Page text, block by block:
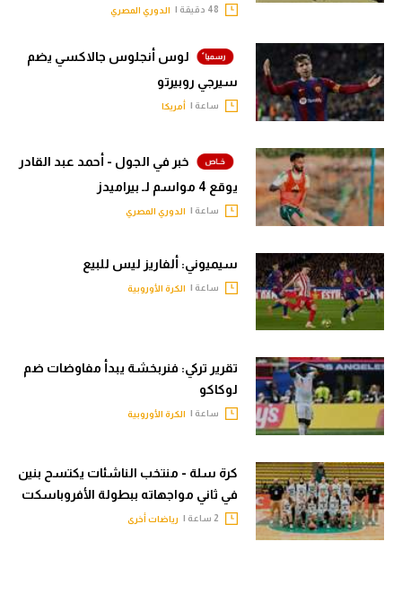
الدوري المصري
لوس أنجلوس جالاكسي يضم
سيرجي روبيرتو
ساعة | أمريكا
خبر في الجول - أحمد عبد القادر
يوقع 4 مواسم لـ بيراميدز
ساعة | الدوري المصري
سيميوني: ألفاريز ليس للبيع
ساعة | الكرة الأوروبية
تقرير تركي: فنربخشة يبدأ مفاوضات ضم
لوكاكو
ساعة | الكرة الأوروبية
كرة سلة - منتخب الناشئات يكتسح بنين
في ثاني مواجهاته ببطولة الأفروباسكت
رياضات أخرى